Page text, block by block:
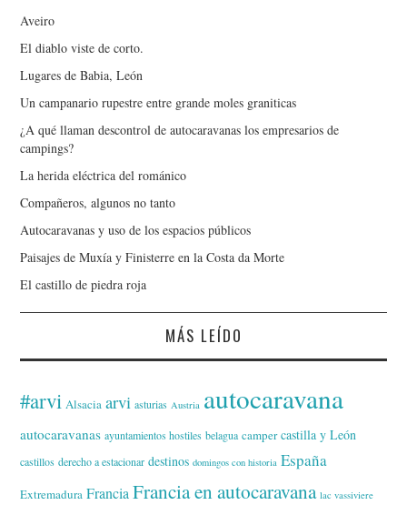
Aveiro
El diablo viste de corto.
Lugares de Babia, León
Un campanario rupestre entre grande moles graniticas
¿A qué llaman descontrol de autocaravanas los empresarios de
campings?
La herida eléctrica del románico
Compañeros, algunos no tanto
Autocaravanas y uso de los espacios públicos
Paisajes de Muxía y Finisterre en la Costa da Morte
El castillo de piedra roja
MÁS LEÍDO
#arvi Alsacia arvi asturias Austria autocaravana
autocaravanas ayuntamientos hostiles belagua camper castilla y León
castillos derecho a estacionar destinos domingos con historia España
Extremadura Francia Francia en autocaravana lac vassiviere